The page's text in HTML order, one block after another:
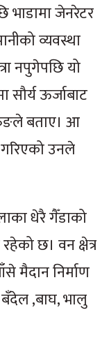
भाडामा जेनरेटर
व्यवस्था
नपुगेपछि यो
ऊर्जाबाट
बताए। आ
उनले
धेरै गैँडाको
छ। वन क्षेत्र
मैदान निर्माण
,बाघ, भालु